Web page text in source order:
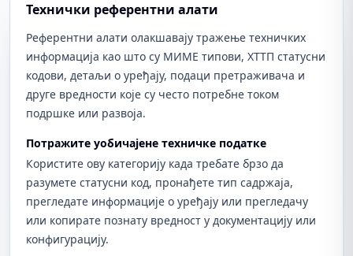
Технички референтни алати
Референтни алати олакшавају тражење техничких
информација као што су МИМЕ типови, ХТТП статусни
кодови, детаљи о уређају, подаци претраживача и
друге вредности које су често потребне током
подршке или развоја.
Потражите уобичајене техничке податке
Користите ову категорију када требате брзо да
разумете статусни код, пронађете тип садржаја,
прегледате информације о уређају или прегледачу
или копирате познату вредност у документацију или
конфигурацију.